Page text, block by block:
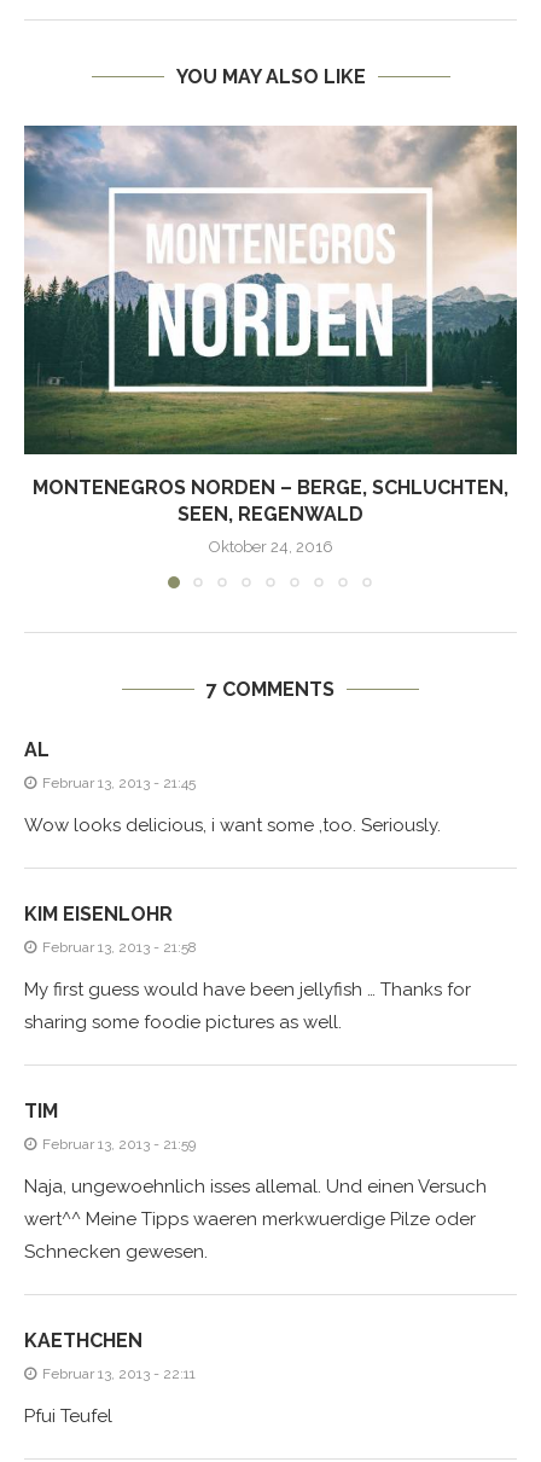
YOU MAY ALSO LIKE
MONTENEGROS NORDEN – BERGE, SCHLUCHTEN,
SEEN, REGENWALD
Oktober 24, 2016
7 COMMENTS
AL
Februar 13, 2013 - 21:45
Wow looks delicious, i want some ,too. Seriously.
KIM EISENLOHR
Februar 13, 2013 - 21:58
My first guess would have been jellyfish … Thanks for
sharing some foodie pictures as well.
TIM
Februar 13, 2013 - 21:59
Naja, ungewoehnlich isses allemal. Und einen Versuch
wert^^ Meine Tipps waeren merkwuerdige Pilze oder
Schnecken gewesen.
KAETHCHEN
Februar 13, 2013 - 22:11
Pfui Teufel